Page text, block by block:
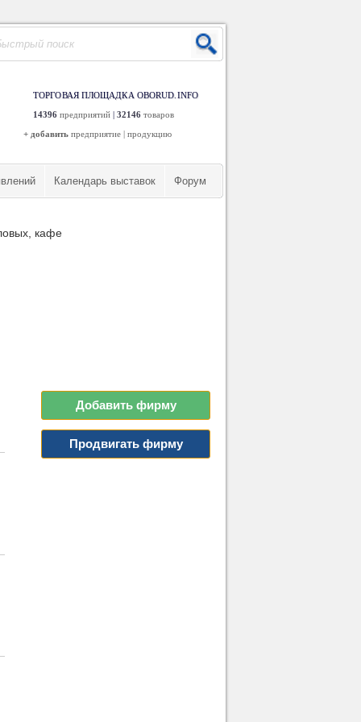
ТОРГОВАЯ ПЛОЩАДКА OBORUD.INFO
14396 предприятий | 32146 товаров
+ добавить предприятие | продукцию
Календарь выставок Форум
кафе
Добавить фирму
Продвигать фирму